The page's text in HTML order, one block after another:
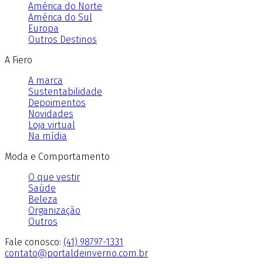
América do Norte
América do Sul
Europa
Outros Destinos
A Fiero
A marca
Sustentabilidade
Depoimentos
Novidades
Loja virtual
Na mídia
Moda e Comportamento
O que vestir
Saúde
Beleza
Organização
Outros
Fale conosco: (41) 98797-1331
contato@portaldeinverno.com.br